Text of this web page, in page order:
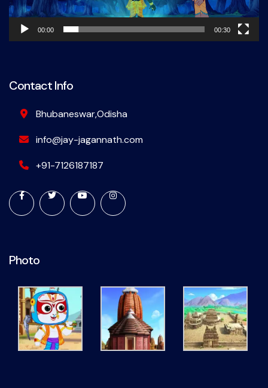
00:00 00:30
Contact Info
Bhubaneswar,Odisha
info@jay-jagannath.com
+91-7126187187
Photo